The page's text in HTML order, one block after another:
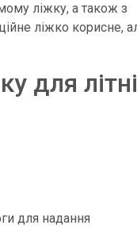
ліжку, а також з
ліжко корисне,
для
для надання